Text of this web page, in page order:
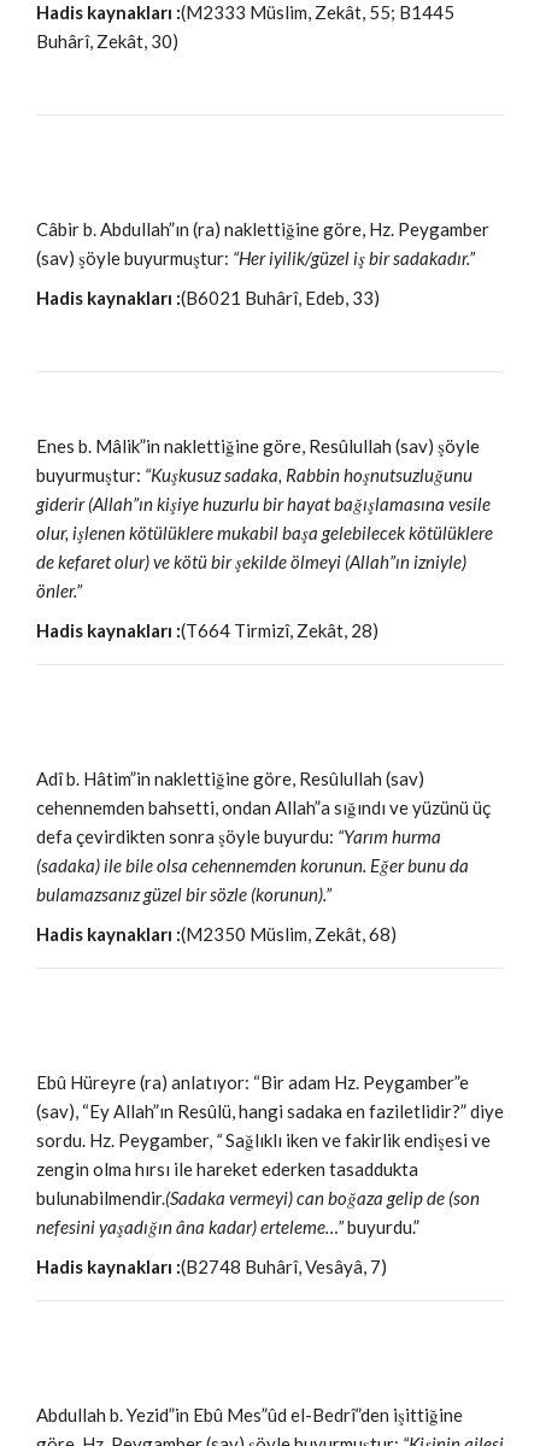
Hadis kaynakları :(M2333 Müslim, Zekât, 55; B1445
Buhârî, Zekât, 30)
Câbir b. Abdullah”ın (ra) naklettiğine göre, Hz. Peygamber
(sav) şöyle buyurmuştur: “Her iyilik/güzel iş bir sadakadır.”
Hadis kaynakları :(B6021 Buhârî, Edeb, 33)
Enes b. Mâlik”in naklettiğine göre, Resûlullah (sav) şöyle
buyurmuştur: “Kuşkusuz sadaka, Rabbin hoşnutsuzluğunu
giderir (Allah”ın kişiye huzurlu bir hayat bağışlamasına vesile
olur, işlenen kötülüklere mukabil başa gelebilecek kötülüklere
de kefaret olur) ve kötü bir şekilde ölmeyi (Allah”ın izniyle)
önler.”
Hadis kaynakları :(T664 Tirmizî, Zekât, 28)
Adî b. Hâtim”in naklettiğine göre, Resûlullah (sav)
cehennemden bahsetti, ondan Allah”a sığındı ve yüzünü üç
defa çevirdikten sonra şöyle buyurdu: “Yarım hurma
(sadaka) ile bile olsa cehennemden korunun. Eğer bunu da
bulamazsanız güzel bir sözle (korunun).”
Hadis kaynakları :(M2350 Müslim, Zekât, 68)
Ebû Hüreyre (ra) anlatıyor: “Bir adam Hz. Peygamber”e
(sav), “Ey Allah”ın Resûlü, hangi sadaka en faziletlidir?” diye
sordu. Hz. Peygamber, “Sağlıklı iken ve fakirlik endişesi ve
zengin olma hırsı ile hareket ederken tasaddukta
bulunabilmendir.(Sadaka vermeyi) can boğaza gelip de (son
nefesini yaşadığın âna kadar) erteleme…”buyurdu.”
Hadis kaynakları :(B2748 Buhârî, Vesâyâ, 7)
Abdullah b. Yezid”in Ebû Mes”ûd el-Bedrî”den işittiğine